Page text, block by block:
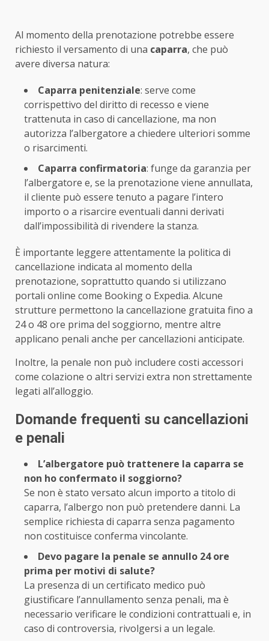
Al momento della prenotazione potrebbe essere
richiesto il versamento di una caparra, che può
avere diversa natura:
Caparra penitenziale: serve come
corrispettivo del diritto di recesso e viene
trattenuta in caso di cancellazione, ma non
autorizza l’albergatore a chiedere ulteriori somme
o risarcimenti.
Caparra confirmatoria: funge da garanzia per
l’albergatore e, se la prenotazione viene annullata,
il cliente può essere tenuto a pagare l’intero
importo o a risarcire eventuali danni derivati
dall’impossibilità di rivendere la stanza.
È importante leggere attentamente la politica di
cancellazione indicata al momento della
prenotazione, soprattutto quando si utilizzano
portali online come Booking o Expedia. Alcune
strutture permettono la cancellazione gratuita fino a
24 o 48 ore prima del soggiorno, mentre altre
applicano penali anche per cancellazioni anticipate.
Inoltre, la penale non può includere costi accessori
come colazione o altri servizi extra non strettamente
legati all’alloggio.
Domande frequenti su cancellazioni
e penali
L’albergatore può trattenere la caparra se
non ho confermato il soggiorno?
Se non è stato versato alcun importo a titolo di
caparra, l’albergo non può pretendere danni. La
semplice richiesta di caparra senza pagamento
non costituisce conferma vincolante.
Devo pagare la penale se annullo 24 ore
prima per motivi di salute?
La presenza di un certificato medico può
giustificare l’annullamento senza penali, ma è
necessario verificare le condizioni contrattuali e, in
caso di controversia, rivolgersi a un legale.